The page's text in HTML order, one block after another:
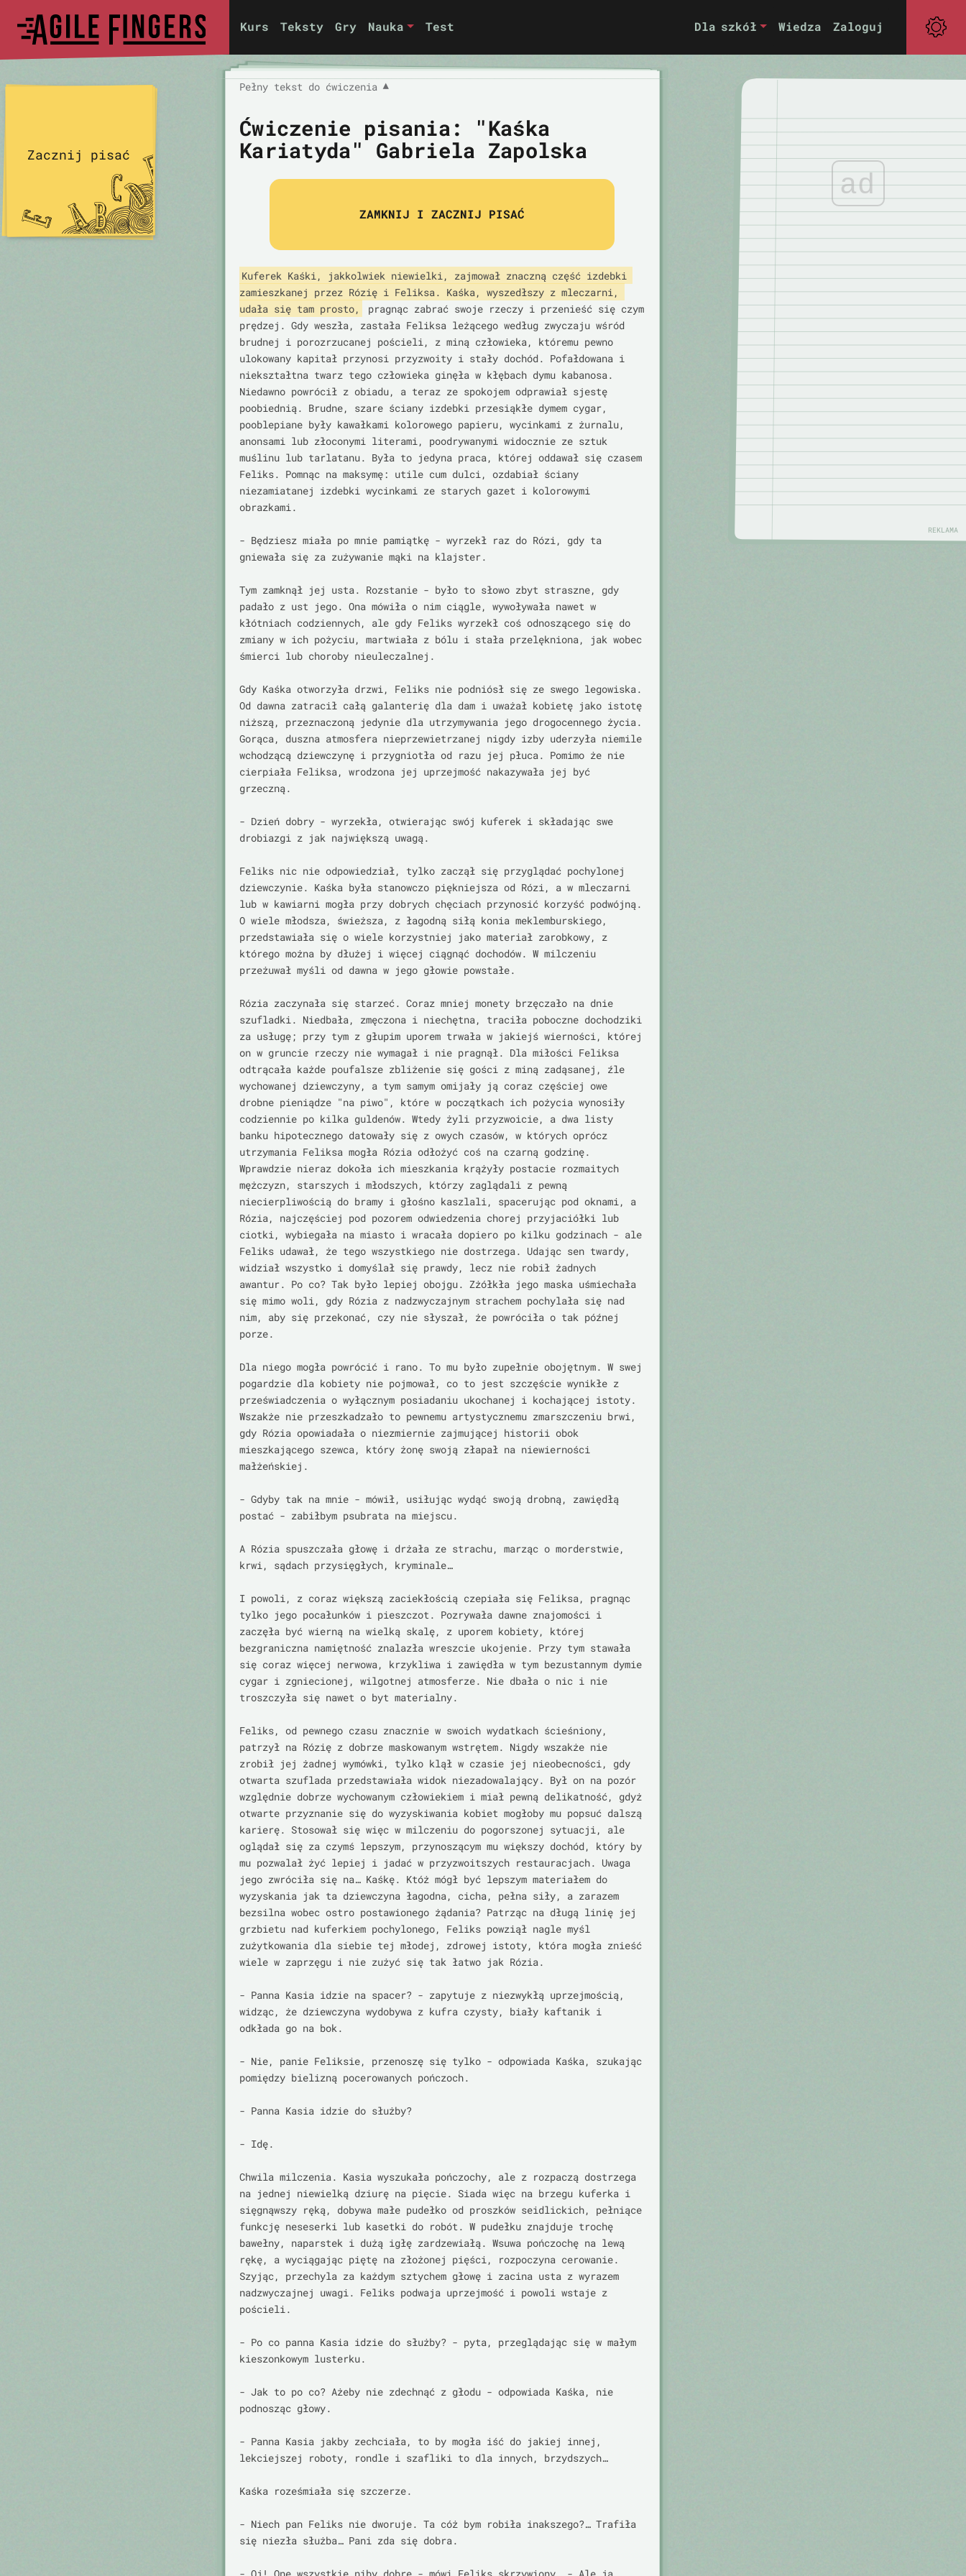
Kurs Teksty Gry Nauka Test Dla szkół Wiedza Zaloguj
Pełny tekst do ćwiczenia ▼
Ćwiczenie pisania: "Kaśka
Kariatyda" Gabriela Zapolska
ZAMKNIJ I ZACZNIJ PISAĆ
Kuferek Kaśki, jakkolwiek niewielki, zajmował znaczną część izdebki
zamieszkanej przez Rózię i Feliksa. Kaśka, wyszedłszy z mleczarni,
udała się tam prosto,
pragnąc zabrać swoje rzeczy i przenieść się czym
prędzej. Gdy weszła, zastała Feliksa leżącego według zwyczaju wśród
brudnej i porozrzucanej pościeli, z miną człowieka, któremu pewno
ulokowany kapitał przynosi przyzwoity i stały dochód. Pofałdowana i
niekształtna twarz tego człowieka ginęła w kłębach dymu kabanosa.
Niedawno powrócił z obiadu, a teraz ze spokojem odprawiał sjestę
poobiednią. Brudne, szare ściany izdebki przesiąkłe dymem cygar,
pooblepiane były kawałkami kolorowego papieru, wycinkami z żurnalu,
anonsami lub złoconymi literami, poodrywanymi widocznie ze sztuk
muślinu lub tarlatanu. Była to jedyna praca, której oddawał się czasem
Feliks. Pomnąc na maksymę: utile cum dulci, ozdabiał ściany
niezamiatanej izdebki wycinkami ze starych gazet i kolorowymi
obrazkami.
- Będziesz miała po mnie pamiątkę - wyrzekł raz do Rózi, gdy ta
gniewała się za zużywanie mąki na klajster.
Tym zamknął jej usta. Rozstanie - było to słowo zbyt straszne, gdy
padało z ust jego. Ona mówiła o nim ciągle, wywoływała nawet w
kłótniach codziennych, ale gdy Feliks wyrzekł coś odnoszącego się do
zmiany w ich pożyciu, martwiała z bólu i stała przelękniona, jak wobec
śmierci lub choroby nieuleczalnej.
Gdy Kaśka otworzyła drzwi, Feliks nie podniósł się ze swego legowiska.
Od dawna zatracił całą galanterię dla dam i uważał kobietę jako istotę
niższą, przeznaczoną jedynie dla utrzymywania jego drogocennego życia.
Gorąca, duszna atmosfera nieprzewietrzanej nigdy izby uderzyła niemile
wchodzącą dziewczynę i przygniotła od razu jej płuca. Pomimo że nie
cierpiała Feliksa, wrodzona jej uprzejmość nakazywała jej być
grzeczną.
- Dzień dobry - wyrzekła, otwierając swój kuferek i składając swe
drobiazgi z jak największą uwagą.
Feliks nic nie odpowiedział, tylko zaczął się przyglądać pochylonej
dziewczynie. Kaśka była stanowczo piękniejsza od Rózi, a w mleczarni
lub w kawiarni mogła przy dobrych chęciach przynosić korzyść podwójną.
O wiele młodsza, świeższa, z łagodną siłą konia meklemburskiego,
przedstawiała się o wiele korzystniej jako materiał zarobkowy, z
którego można by dłużej i więcej ciągnąć dochodów. W milczeniu
przeżuwał myśli od dawna w jego głowie powstałe.
Rózia zaczynała się starzeć. Coraz mniej monety brzęczało na dnie
szufladki. Niedbała, zmęczona i niechętna, traciła poboczne dochodziki
za usługę; przy tym z głupim uporem trwała w jakiejś wierności, której
on w gruncie rzeczy nie wymagał i nie pragnął. Dla miłości Feliksa
odtrącała każde poufalsze zbliżenie się gości z miną zadąsanej, źle
wychowanej dziewczyny, a tym samym omijały ją coraz częściej owe
drobne pieniądze "na piwo", które w początkach ich pożycia wynosiły
codziennie po kilka guldenów. Wtedy żyli przyzwoicie, a dwa listy
banku hipotecznego datowały się z owych czasów, w których oprócz
utrzymania Feliksa mogła Rózia odłożyć coś na czarną godzinę.
Wprawdzie nieraz dokoła ich mieszkania krążyły postacie rozmaitych
mężczyzn, starszych i młodszych, którzy zaglądali z pewną
niecierpliwością do bramy i głośno kaszlali, spacerując pod oknami, a
Rózia, najczęściej pod pozorem odwiedzenia chorej przyjaciółki lub
ciotki, wybiegała na miasto i wracała dopiero po kilku godzinach - ale
Feliks udawał, że tego wszystkiego nie dostrzega. Udając sen twardy,
widział wszystko i domyślał się prawdy, lecz nie robił żadnych
awantur. Po co? Tak było lepiej obojgu. Zżółkła jego maska uśmiechała
się mimo woli, gdy Rózia z nadzwyczajnym strachem pochylała się nad
nim, aby się przekonać, czy nie słyszał, że powróciła o tak późnej
porze.
Dla niego mogła powrócić i rano. To mu było zupełnie obojętnym. W swej
pogardzie dla kobiety nie pojmował, co to jest szczęście wynikłe z
przeświadczenia o wyłącznym posiadaniu ukochanej i kochającej istoty.
Wszakże nie przeszkadzało to pewnemu artystycznemu zmarszczeniu brwi,
gdy Rózia opowiadała o niezmiernie zajmującej historii obok
mieszkającego szewca, który żonę swoją złapał na niewierności
małżeńskiej.
- Gdyby tak na mnie - mówił, usiłując wydąć swoją drobną, zawiędłą
postać - zabiłbym psubrata na miejscu.
A Rózia spuszczała głowę i drżała ze strachu, marząc o morderstwie,
krwi, sądach przysięgłych, kryminale…
I powoli, z coraz większą zaciekłością czepiała się Feliksa, pragnąc
tylko jego pocałunków i pieszczot. Pozrywała dawne znajomości i
zaczęła być wierną na wielką skalę, z uporem kobiety, której
bezgraniczna namiętność znalazła wreszcie ukojenie. Przy tym stawała
się coraz więcej nerwowa, krzykliwa i zawiędła w tym bezustannym dymie
cygar i zgniecionej, wilgotnej atmosferze. Nie dbała o nic i nie
troszczyła się nawet o byt materialny.
Feliks, od pewnego czasu znacznie w swoich wydatkach ścieśniony,
patrzył na Rózię z dobrze maskowanym wstrętem. Nigdy wszakże nie
zrobił jej żadnej wymówki, tylko klął w czasie jej nieobecności, gdy
otwarta szuflada przedstawiała widok niezadowalający. Był on na pozór
względnie dobrze wychowanym człowiekiem i miał pewną delikatność, gdyż
otwarte przyznanie się do wyzyskiwania kobiet mogłoby mu popsuć dalszą
karierę. Stosował się więc w milczeniu do pogorszonej sytuacji, ale
oglądał się za czymś lepszym, przynoszącym mu większy dochód, który by
mu pozwalał żyć lepiej i jadać w przyzwoitszych restauracjach. Uwaga
jego zwróciła się na… Kaśkę. Któż mógł być lepszym materiałem do
wyzyskania jak ta dziewczyna łagodna, cicha, pełna siły, a zarazem
bezsilna wobec ostro postawionego żądania? Patrząc na długą linię jej
grzbietu nad kuferkiem pochylonego, Feliks powziął nagle myśl
zużytkowania dla siebie tej młodej, zdrowej istoty, która mogła znieść
wiele w zaprzęgu i nie zużyć się tak łatwo jak Rózia.
- Panna Kasia idzie na spacer? - zapytuje z niezwykłą uprzejmością,
widząc, że dziewczyna wydobywa z kufra czysty, biały kaftanik i
odkłada go na bok.
- Nie, panie Feliksie, przenoszę się tylko - odpowiada Kaśka, szukając
pomiędzy bielizną pocerowanych pończoch.
- Panna Kasia idzie do służby?
- Idę.
Chwila milczenia. Kasia wyszukała pończochy, ale z rozpaczą dostrzega
na jednej niewielką dziurę na pięcie. Siada więc na brzegu kuferka i
sięgnąwszy ręką, dobywa małe pudełko od proszków seidlickich, pełniące
funkcję neseserki lub kasetki do robót. W pudełku znajduje trochę
bawełny, naparstek i dużą igłę zardzewiałą. Wsuwa pończochę na lewą
rękę, a wyciągając piętę na złożonej pięści, rozpoczyna cerowanie.
Szyjąc, przechyla za każdym sztychem głowę i zacina usta z wyrazem
nadzwyczajnej uwagi. Feliks podwaja uprzejmość i powoli wstaje z
pościeli.
- Po co panna Kasia idzie do służby? - pyta, przeglądając się w małym
kieszonkowym lusterku.
- Jak to po co? Ażeby nie zdechnąć z głodu - odpowiada Kaśka, nie
podnosząc głowy.
- Panna Kasia jakby zechciała, to by mogła iść do jakiej innej,
lekciejszej roboty, rondle i szafliki to dla innych, brzydszych…
Kaśka roześmiała się szczerze.
- Niech pan Feliks nie dworuje. Ta cóż bym robiła inakszego?… Trafiła
się niezła służba… Pani zda się dobra.
- Oj! One wszystkie niby dobre - mówi Feliks skrzywiony. - Ale ja
ad
REKLAMA
Zacznij pisać